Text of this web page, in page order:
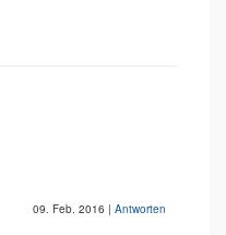
09. Feb. 2016 | Antworten